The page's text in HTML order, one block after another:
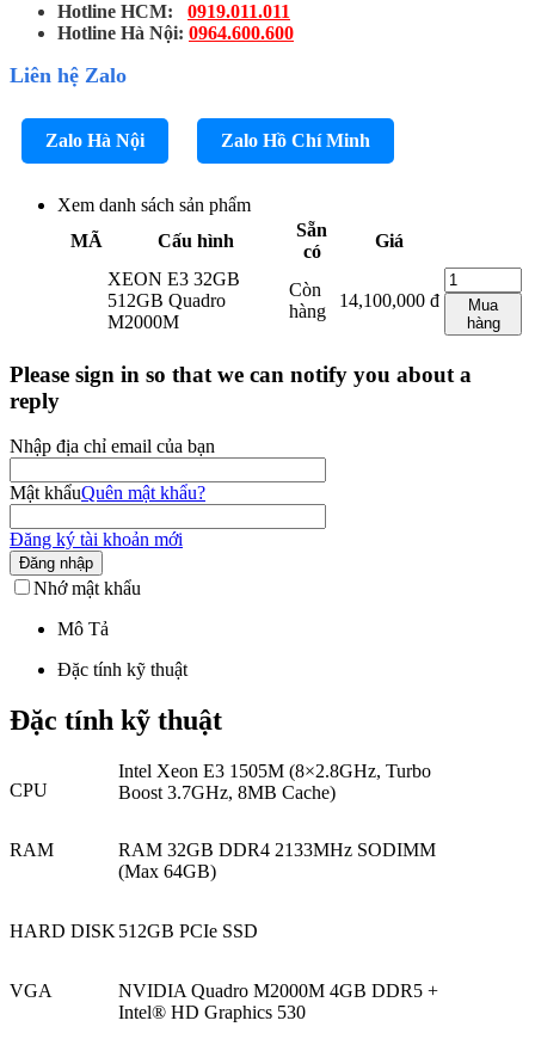
Hotline HCM: 0919.011.011
Hotline Hà Nội: 0964.600.600
Liên hệ Zalo
Zalo Hà Nội Zalo Hồ Chí Minh
Xem danh sách sản phẩm
MÃ
Cấu hình
Sẵn
có
Giá
XEON E3 32GB
512GB Quadro
M2000M
Còn
hàng
14,100,000 đ
Mua
hàng
Please sign in so that we can notify you about a
reply
Nhập địa chỉ email của bạn
Mật khẩuQuên mật khẩu?
Đăng ký tài khoản mới
Đăng nhập
Nhớ mật khẩu
Mô Tả
Đặc tính kỹ thuật
Đặc tính kỹ thuật
CPU
Intel Xeon E3 1505M (8×2.8GHz, Turbo
Boost 3.7GHz, 8MB Cache)
RAM
RAM 32GB DDR4 2133MHz SODIMM
(Max 64GB)
HARD DISK 512GB PCIe SSD
VGA
NVIDIA Quadro M2000M 4GB DDR5 +
Intel® HD Graphics 530